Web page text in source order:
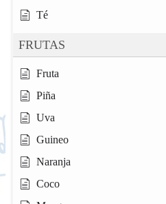
Té
FRUTAS
Fruta
Piña
Uva
Guineo
Naranja
Coco